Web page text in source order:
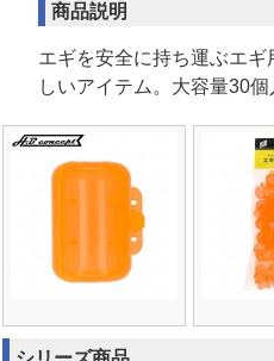
商品説明
エギを安全に持ち運ぶエ
しいアイテム。大容量30